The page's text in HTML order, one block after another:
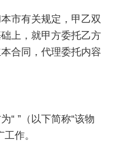
市有关规定，甲乙双
上，就甲方委托乙方
合同，代理委托内容
“ ”（以下简称“该物
作。